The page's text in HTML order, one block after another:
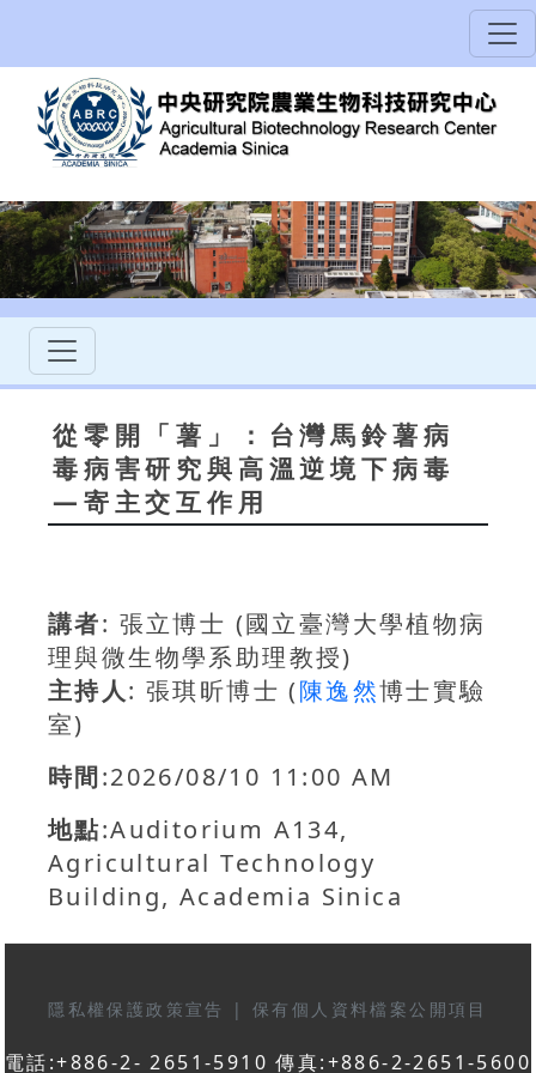
從零開「薯」：台灣馬鈴薯病
毒病害研究與高溫逆境下病毒
—寄主交互作用
講者: 張立博士 (國立臺灣大學植物病
理與微生物學系助理教授)
主持人: 張琪昕博士 (陳逸然博士實驗
室)
時間:2026/08/10 11:00 AM
地點:Auditorium A134,
Agricultural Technology
Building, Academia Sinica
隱私權保護政策宣告 | 保有個人資料檔案公開項目
電話:+886-2- 2651-5910 傳真:+886-2-2651-5600